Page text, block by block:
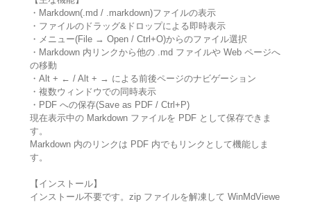
・Markdown(.md / .markdown)ファイルの表示
・ファイルのドラッグ&ドロップによる即時表示
・メニュー(File → Open / Ctrl+O)からのファイル選択
・Markdown 内リンクから他の .md ファイルや Web ページへ
の移動
・Alt + ← / Alt + → による前後ページのナビゲーション
・複数ウィンドウでの同時表示
・PDF への保存(Save as PDF / Ctrl+P)
現在表示中の Markdown ファイルを PDF として保存できま
す。
Markdown 内のリンクは PDF 内でもリンクとして機能しま
す。
【インストール】
インストール不要です。zip ファイルを解凍して WinMdViewe